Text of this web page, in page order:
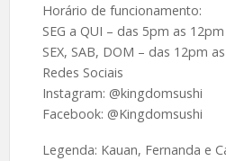
Horário de funcionamento:
SEG a QUI – das 5pm as 12pm
SEX, SAB, DOM – das 12pm
Redes Sociais
Instagram: @kingdomsushi
Facebook: @Kingdomsushi
Legenda: Kauan, Fernanda e